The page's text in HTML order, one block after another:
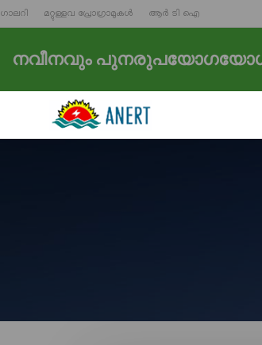
ഗാലറി മറ്റുള്ളവ പ്രോഗ്രാമുകൾ ആർ ടി ഐ
നവീനവും